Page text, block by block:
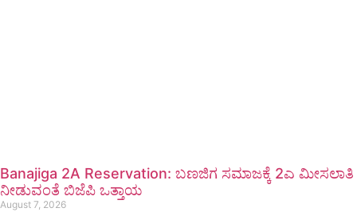
Banajiga 2A Reservation: ಬಣಜಿಗ ಸಮಾಜಕ್ಕೆ 2ಎ ಮೀಸಲಾತಿ
ನೀಡುವಂತೆ ಬಿಜೆಪಿ ಒತ್ತಾಯ
August 7, 2026